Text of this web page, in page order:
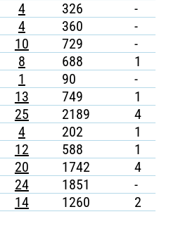
4 326 -
4 360 -
10 729 -
8 688 1
1 90 -
13 749 1
25 2189 4
4 202 1
12 588 1
20 1742 4
24 1851 -
14 1260 2